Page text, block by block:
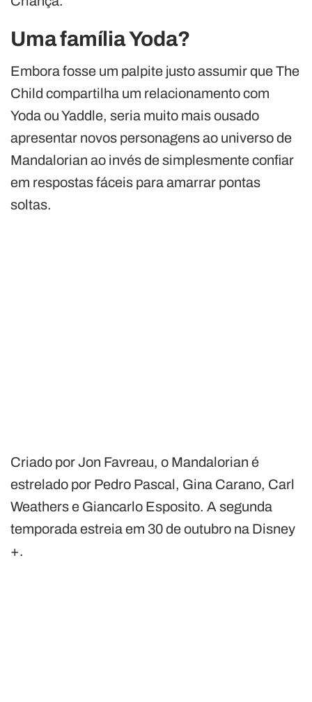
Uma família Yoda?
Embora fosse um palpite justo assumir que The
Child compartilha um relacionamento com
Yoda ou Yaddle, seria muito mais ousado
apresentar novos personagens ao universo de
Mandalorian ao invés de simplesmente confiar
em respostas fáceis para amarrar pontas
soltas.
Criado por Jon Favreau, o Mandalorian é
estrelado por Pedro Pascal, Gina Carano, Carl
Weathers e Giancarlo Esposito. A segunda
temporada estreia em 30 de outubro na Disney
+.